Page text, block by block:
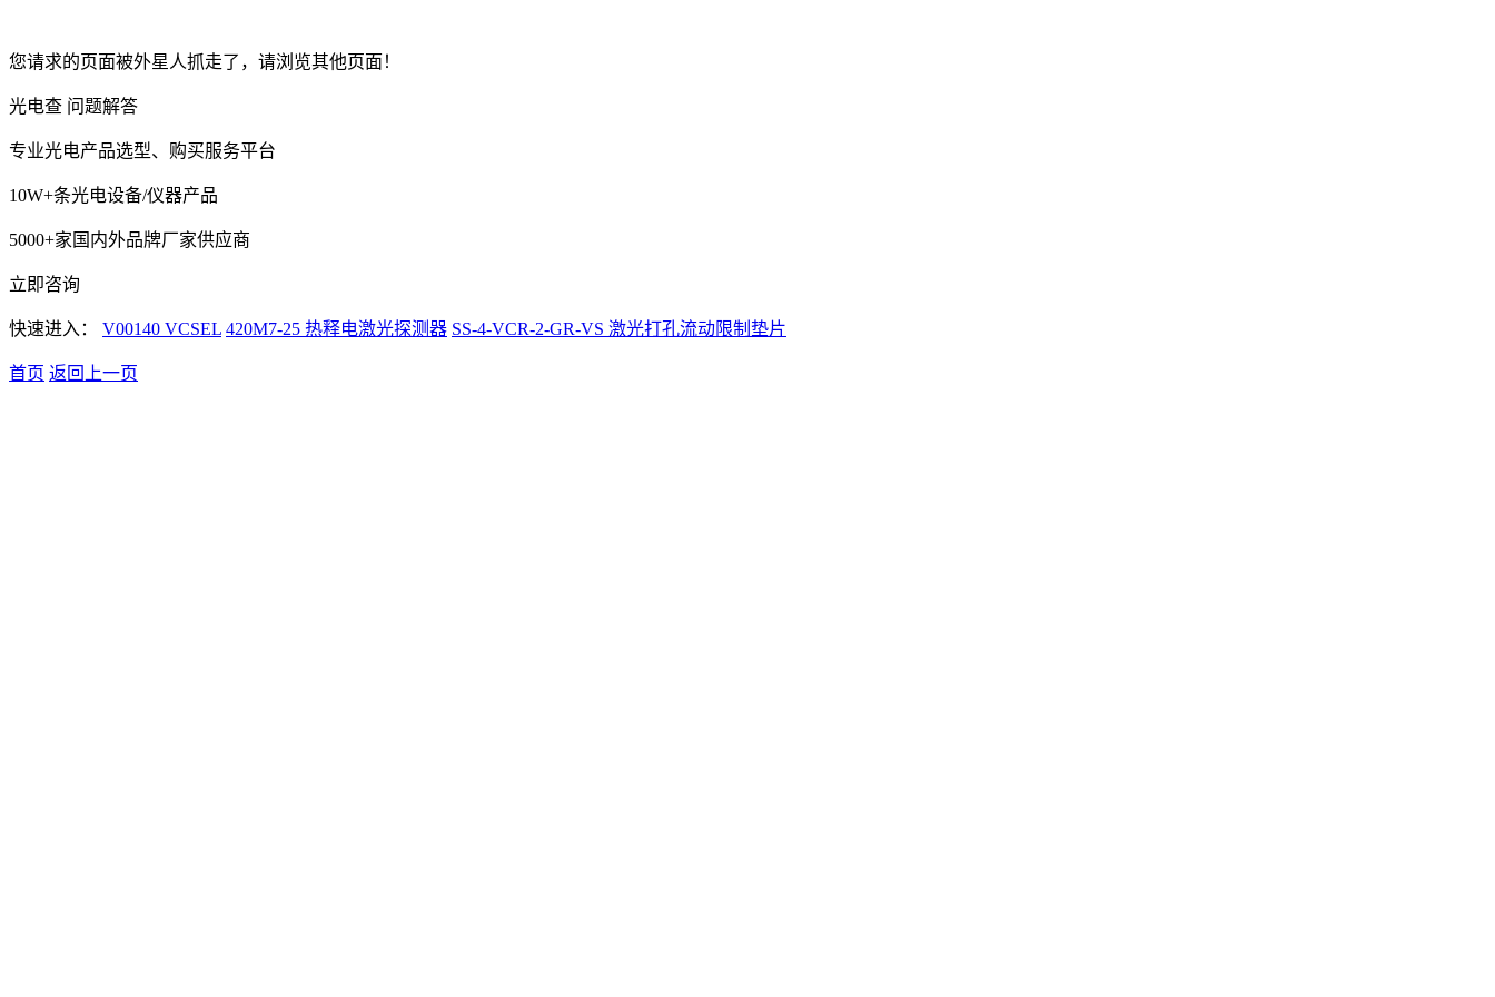
您请求的页面被外星人抓走了，请浏览其他页面！
光电查 问题解答
专业光电产品选型、购买服务平台
10W+条光电设备/仪器产品
5000+家国内外品牌厂家供应商
立即咨询
快速进入： V00140 VCSEL 420M7-25 热释电激光探测器 SS-4-VCR-2-GR-VS 激光打孔流动限制垫片
首页 返回上一页